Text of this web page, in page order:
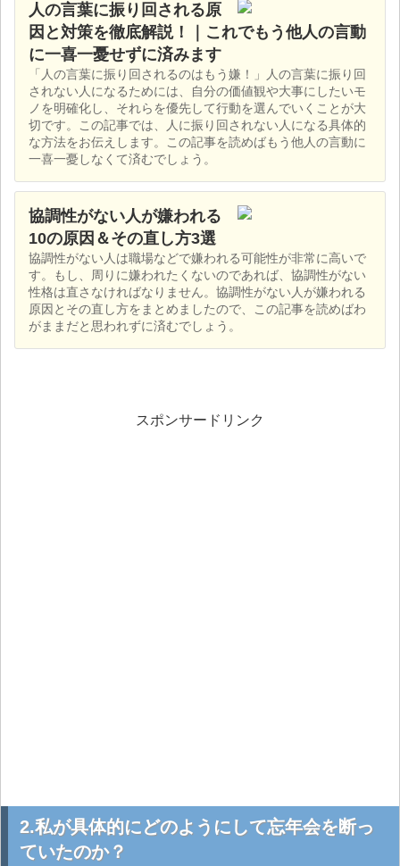
人の言葉に振り回される原
因と対策を徹底解説！｜これでもう他人の言動
に一喜一憂せずに済みます
「人の言葉に振り回されるのはもう嫌！」人の言葉に振り回
されない人になるためには、自分の価値観や大事にしたいモ
ノを明確化し、それらを優先して行動を選んでいくことが大
切です。この記事では、人に振り回されない人になる具体的
な方法をお伝えします。この記事を読めばもう他人の言動に
一喜一憂しなくて済むでしょう。
協調性がない人が嫌われる
10の原因＆その直し方3選
協調性がない人は職場などで嫌われる可能性が非常に高いで
す。もし、周りに嫌われたくないのであれば、協調性がない
性格は直さなければなりません。協調性がない人が嫌われる
原因とその直し方をまとめましたので、この記事を読めばわ
がままだと思われずに済むでしょう。
スポンサードリンク
2.私が具体的にどのようにして忘年会を断っ
ていたのか？